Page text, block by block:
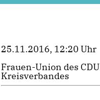
25.11.2016, 12:20 Uhr
Frauen-Union des CDU
Kreisverbandes